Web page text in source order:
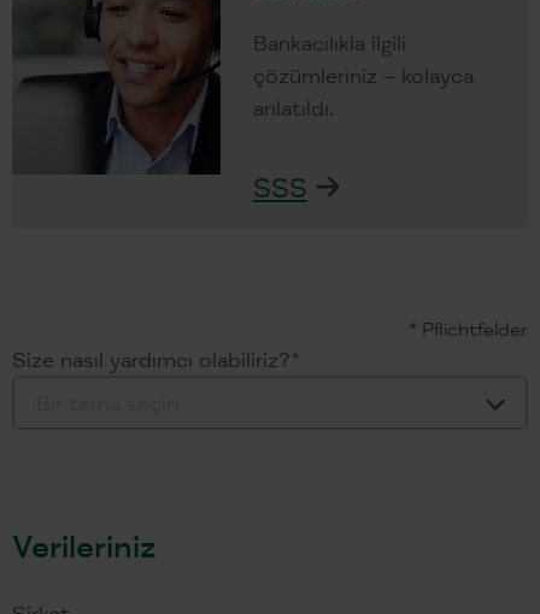
Bankacılıkla ilgili
çözümleriniz – kolayca
anlatıldı.
SSS
* Pflichtfelder
Size nasıl yardımcı olabiliriz? *
Verileriniz